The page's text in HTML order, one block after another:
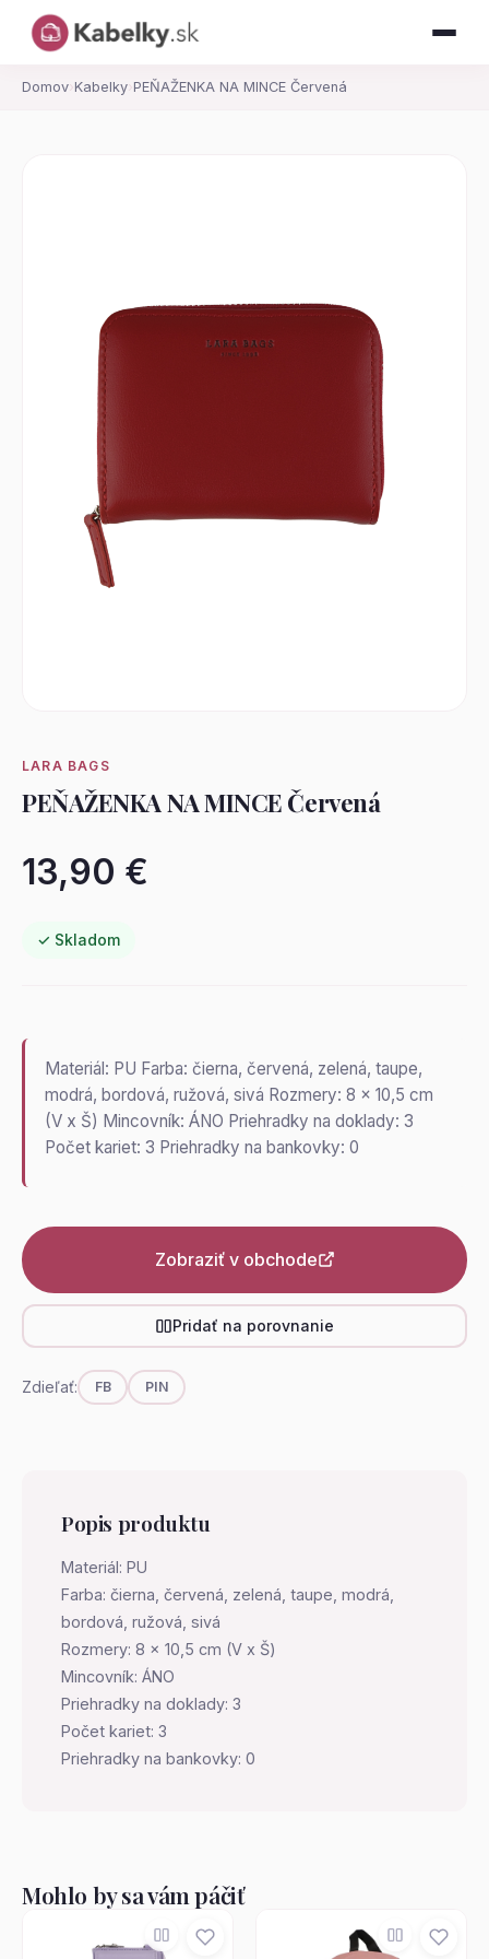
Domov› Kabelky› PEŇAŽENKA NA MINCE Červená
LARA BAGS
PEŇAŽENKA NA MINCE Červená
13,90 €
✓ Skladom
Materiál: PU Farba: čierna, červená, zelená, taupe,
modrá, bordová, ružová, sivá Rozmery: 8 x 10,5 cm
(V x Š) Mincovník: ÁNO Priehradky na doklady: 3
Počet kariet: 3 Priehradky na bankovky: 0
Zobraziť v obchode
Pridať na porovnanie
Zdieľať: FB PIN
Popis produktu
Materiál: PU
Farba: čierna, červená, zelená, taupe, modrá,
bordová, ružová, sivá
Rozmery: 8 x 10,5 cm (V x Š)
Mincovník: ÁNO
Priehradky na doklady: 3
Počet kariet: 3
Priehradky na bankovky: 0
Mohlo by sa vám páčiť